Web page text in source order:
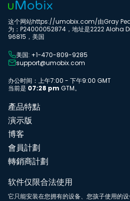
这个网站https://umobix.com/由Gray
为：P24000052874，地址是2222 Aloha
96815，美国
美国: +1-470-809-9285
support@umobix.com
办公时间：上午7:00 - 下午9:00 GMT
当前是 07:28 pm GTM。
產品特點
演示版
博客
會員計劃
轉銷商計劃
软件仅限合法使用
它只能安装在您拥有的设备、您孩子使用的